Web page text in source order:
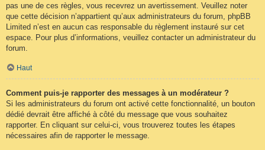
pas une de ces règles, vous recevrez un avertissement. Veuillez noter
que cette décision n’appartient qu’aux administrateurs du forum, phpBB
Limited n’est en aucun cas responsable du règlement instauré sur cet
espace. Pour plus d’informations, veuillez contacter un administrateur du
forum.
Haut
Comment puis-je rapporter des messages à un modérateur ?
Si les administrateurs du forum ont activé cette fonctionnalité, un bouton
dédié devrait être affiché à côté du message que vous souhaitez
rapporter. En cliquant sur celui-ci, vous trouverez toutes les étapes
nécessaires afin de rapporter le message.